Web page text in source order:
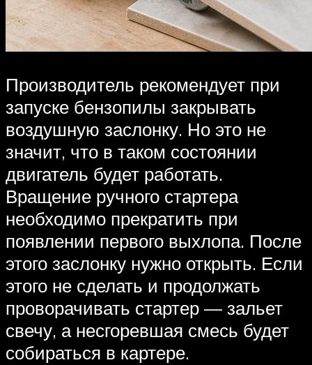
Производитель рекомендует при
запуске бензопилы закрывать
воздушную заслонку. Но это не
значит, что в таком состоянии
двигатель будет работать.
Вращение ручного стартера
необходимо прекратить при
появлении первого выхлопа. После
этого заслонку нужно открыть. Если
этого не сделать и продолжать
проворачивать стартер — зальет
свечу, а несгоревшая смесь будет
собираться в картере.